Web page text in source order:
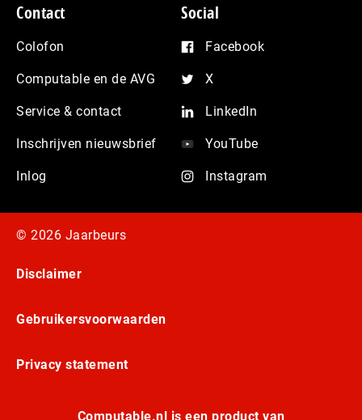
Contact
Colofon
Computable en de AVG
Service & contact
Inschrijven nieuwsbrief
Inlog
Social
Facebook
X
LinkedIn
YouTube
Instagram
© 2026 Jaarbeurs
Disclaimer
Gebruikersvoorwaarden
Privacy statement
Computable.nl is een product van